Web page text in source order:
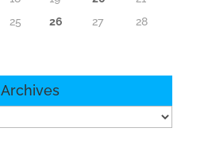
25 26 27
28
Archives